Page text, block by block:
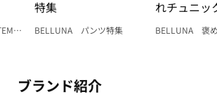
特
BELLUNA パンツ特集
BELLUNA 褒
ブランド紹介